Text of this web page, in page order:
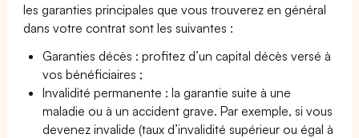
les garanties principales que vous trouverez en général
dans votre contrat sont les suivantes :
Garanties décès : profitez d’un capital décès versé à
vos bénéficiaires ;
Invalidité permanente : la garantie suite à une
maladie ou à un accident grave. Par exemple, si vous
devenez invalide (taux d’invalidité supérieur ou égal à